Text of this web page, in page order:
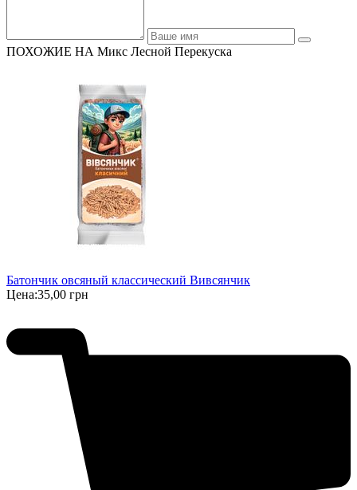
ПОХОЖИЕ НА Микс Лесной Перекуска
Батончик овсяный классический Вивсянчик
Цена:35,00 грн